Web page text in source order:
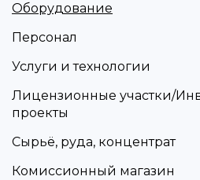
Оборудование
Персонал
Услуги и технологии
Лицензионные участки/
проекты
Сырьё, руда, концентрат
Комиссионный магазин